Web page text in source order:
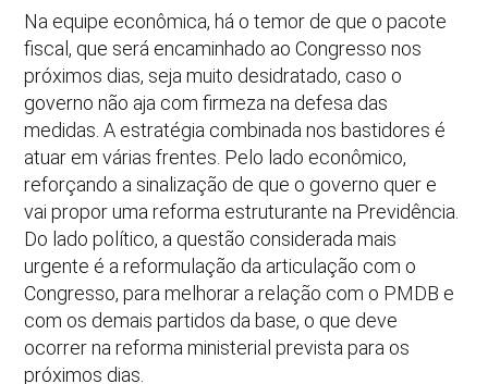
Na equipe econômica, há o temor de que o pacote
fiscal, que será encaminhado ao Congresso nos
próximos dias, seja muito desidratado, caso o
governo não aja com firmeza na defesa das
medidas. A estratégia combinada nos bastidores é
atuar em várias frentes. Pelo lado econômico,
reforçando a sinalização de que o governo quer e
vai propor uma reforma estruturante na Previdência.
Do lado político, a questão considerada mais
urgente é a reformulação da articulação com o
Congresso, para melhorar a relação com o PMDB e
com os demais partidos da base, o que deve
ocorrer na reforma ministerial prevista para os
próximos dias.